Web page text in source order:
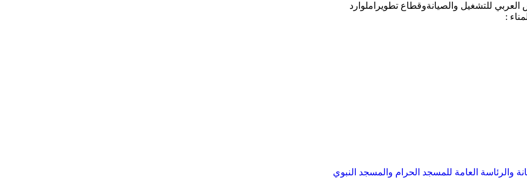
:
والرئاسة العامة للمسجد الحرام والمسجد النبوي